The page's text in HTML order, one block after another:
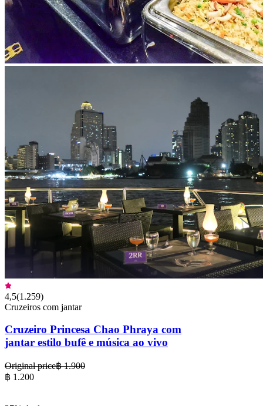
4,5(1.259)
Cruzeiros com jantar
Cruzeiro Princesa Chao Phraya com
jantar estilo bufê e música ao vivo
Original price฿ 1.900
฿ 1.200